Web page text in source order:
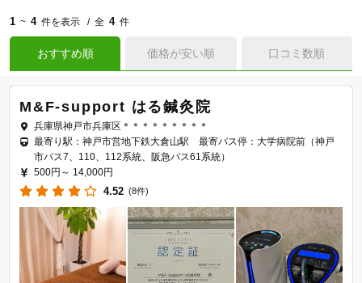
1 ~ 4 件を表示 全 4 件
おすすめ順 価格が安い順 口コミ数順
M&F-support はる鍼灸院
兵庫県神戸市兵庫区＊＊＊＊＊＊＊＊＊
最寄り駅：神戸市営地下鉄大倉山駅 最寄バス停：大学病院前（神戸
市バス7、110、112系統、阪急バス61系統）
500円～ 14,000円
4.52 (8件)